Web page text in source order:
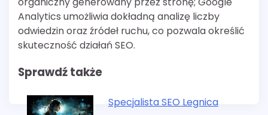
Analytics umożliwia dokładną analizę liczby
odwiedzin oraz źródeł ruchu, co pozwala określić
skuteczność działań SEO.
Sprawdź także
Specjalista SEO Legnica